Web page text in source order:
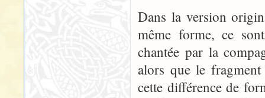
Dans la version
même forme, ce
chantée par la
alors que le
cette différence de